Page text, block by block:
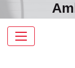
Navegación